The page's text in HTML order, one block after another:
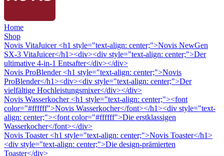
Home
Shop
Novis VitaJuicer <h1 style="text-align: center;">Novis NewGen
SX-3 VitaJuicer</h1><div><div style="text-align: center;">Der
ultimative 4-in-1 Entsafter</div></div>
Novis ProBlender <h1 style="text-align: center;">Novis
ProBlender</h1><div><div style="text-align: center;">Der
vielfältige Hochleistungsmixer</div></div>
Novis Wasserkocher <h1 style="text-align: center;"><font
color="#ffffff">Novis Wasserkocher</font></h1><div style="text-
align: center;"><font color="#ffffff">Die erstklassigen
Wasserkocher</font></div>
Novis Toaster <h1 style="text-align: center;">Novis Toaster</h1>
<div style="text-align: center;">Die design-prämierten
Toaster</div>